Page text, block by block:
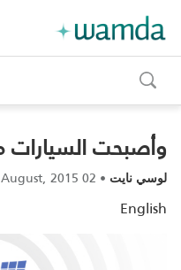
toggle
search
وأصبحت السيارات
لوسي نايت •
02 August, 2015
English